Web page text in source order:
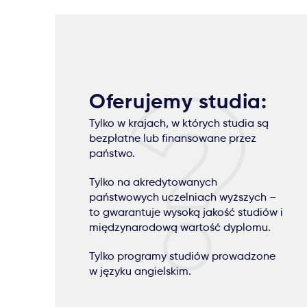
Oferujemy studia:
Tylko w krajach, w których studia są
bezpłatne lub finansowane przez
państwo.
Tylko na akredytowanych
państwowych uczelniach wyższych –
to gwarantuje wysoką jakość studiów i
międzynarodową wartość dyplomu.
Tylko programy studiów prowadzone
w języku angielskim.